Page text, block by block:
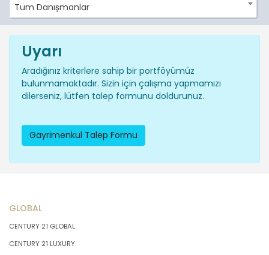
Tüm Danışmanlar
Uyarı
Aradığınız kriterlere sahip bir portföyümüz
bulunmamaktadır. Sizin için çalışma yapmamızı
dilerseniz, lütfen talep formunu doldurunuz.
Gayrimenkul Talep Formu
GLOBAL
CENTURY 21 GLOBAL
CENTURY 21 LUXURY